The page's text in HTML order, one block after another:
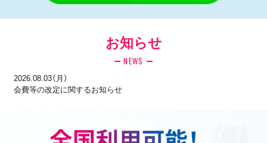
お知らせ
NEWS
2026.08.03（月）
会費等の改定に関するお知らせ